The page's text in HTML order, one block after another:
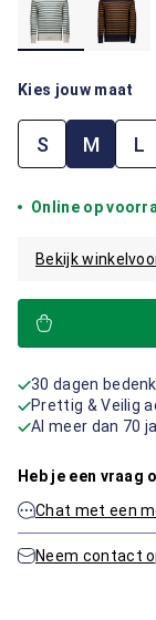
Kies jouw maat
S M L
Online op
Bekijk
30 dagen
Prettig & Veilig
Al meer dan 70
Heb je een
Chat met een
Neem contact